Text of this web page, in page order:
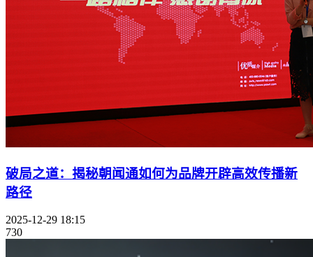
破局之道：揭秘朝闻通如何为品牌开辟高效传播新
路径
2025-12-29 18:15
730